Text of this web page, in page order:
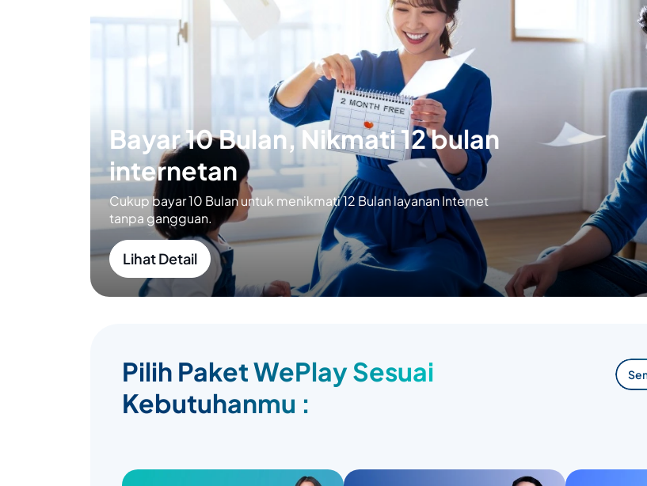
Bayar 10 Bulan, Nikmati 12 bulan
internetan
Cukup bayar 10 Bulan untuk menikmati 12 Bulan layanan Internet
tanpa gangguan.
Lihat Detail
Pilih Paket WePlay Sesuai
Kebutuhanmu :